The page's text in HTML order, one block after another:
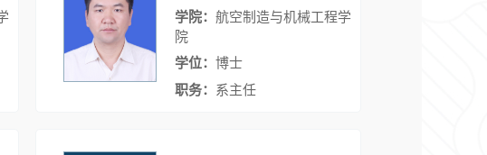
学院： 航空制造与机械工程学
院
学位： 博士
职务： 系主任